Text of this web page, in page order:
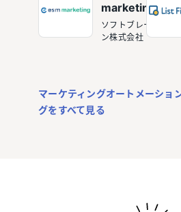
marketing
ソフトブレー
ン株式会社
マーケティングオートメーショ
グをすべて見る